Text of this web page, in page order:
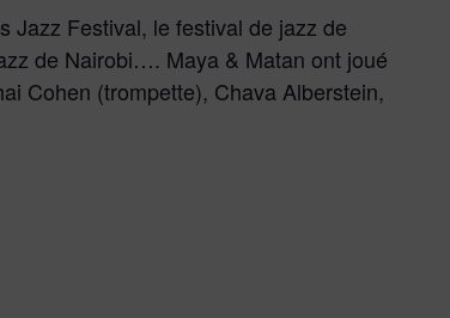
Jazz Festival, le festival de jazz de
de Nairobi…. Maya & Matan ont joué
Cohen (trompette), Chava Alberstein,